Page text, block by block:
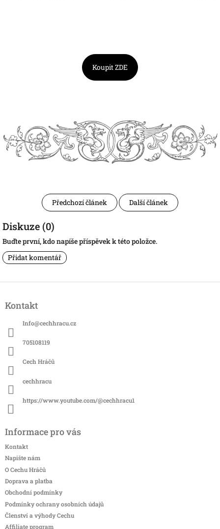
Koupit ZDE
Předchozí článek Další článek
Diskuze (0)
Buďte první, kdo napíše příspěvek k této položce.
Přidat komentář
pKontakt
Info@cechhracu.cz
705108119
Cech Hráčů
cechhracu
https://www.youtube.com/@cechhracu1
Informace pro vás
Kontakt
Napište nám
O Cechu Hráčů
Doprava a platba
Obchodní podmínky
Podmínky ochrany osobních údajů
Členství a výhody Cechu
Affiliate program